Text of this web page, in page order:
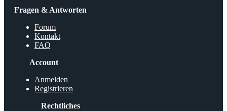
Fragen & Antworten
Forum
Kontakt
FAQ
Account
Anmelden
Registrieren
Rechtliches